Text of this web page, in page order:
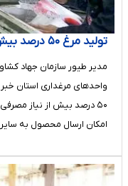
تولید مرغ ۵۰ درصد بیش از نیاز استان قزوین
مدیر طیور سازمان جهاد
واحدهای مرغداری استان
۵۰ درصد بیش از نیاز
امکان ارسال محصول به سایر